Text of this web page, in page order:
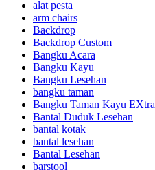
alat pesta
arm chairs
Backdrop
Backdrop Custom
Bangku Acara
Bangku Kayu
Bangku Lesehan
bangku taman
Bangku Taman Kayu EXtra
Bantal Duduk Lesehan
bantal kotak
bantal lesehan
Bantal Lesehan
barstool